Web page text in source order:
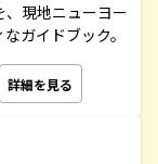
、現地ニューヨー
ガイドブック。
詳細を見る